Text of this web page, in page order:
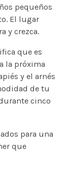
pequeños
El lugar
y crezca.
que es
la próxima
y el arnés
de tu
cinco
para una
que